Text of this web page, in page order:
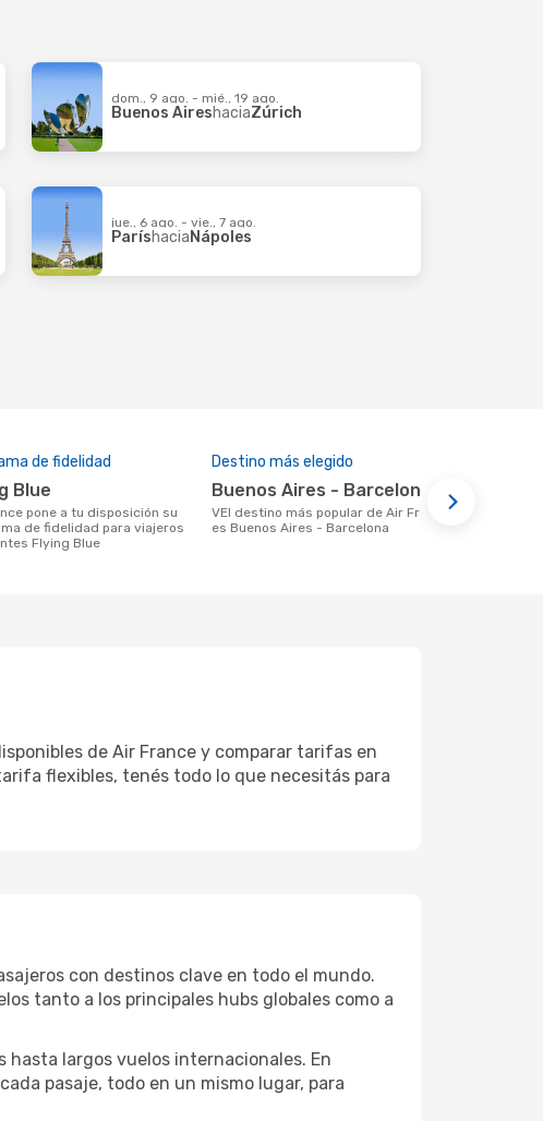
dom., 9 ago. - mié., 19 ago.
Buenos AireshaciaZúrich
jue., 6 ago. - vie., 7 ago.
ParíshaciaNápoles
de fidelidad
Blue
de fidelidad para viajeros
Flying Blue
Destino más elegido
Buenos Aires - Barcelona
vEl destino más popular de Air France
es Buenos Aires - Barcelona
de Air France y comparar tarifas en
flexibles, tenés todo lo que necesitás para
con destinos clave en todo el mundo.
tanto a los principales hubs globales como a
largos vuelos internacionales. En
pasaje, todo en un mismo lugar, para